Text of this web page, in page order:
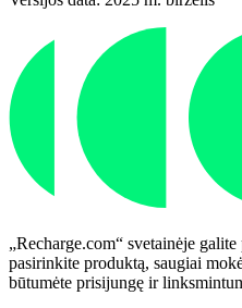
„Recharge.com“ svetainėje
pasirinkite produktą, saugiai
būtumėte prisijungę ir